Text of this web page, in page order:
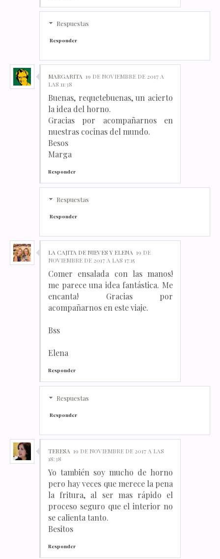
Respuestas
Responder
MARGARITA 19 DE NOVIEMBRE DE 2017 A
LAS 11:38
Buenas, requetebuenas, un acierto
la idea del horno.
Gracias por acompañarnos en
nuestras cocinas del mundo.
Besos
Marga
Responder
Respuestas
Responder
LA CAJITA DE NIEVES Y ELENA 19 DE
NOVIEMBRE DE 2017 A LAS 17:15
Comer ensalada con las manos!
me parece una idea fantástica. Me
encanta! Gracias por
acompañarnos en este viaje.
Bss
Elena
Responder
Respuestas
Responder
TERESA 19 DE NOVIEMBRE DE 2017 A LAS
18:38
Yo también soy mucho de horno
pero hay veces que merece la pena
la fritura, al ser mas rápido el
proceso seguro que el interior no
se calienta tanto.
Besitos
Responder